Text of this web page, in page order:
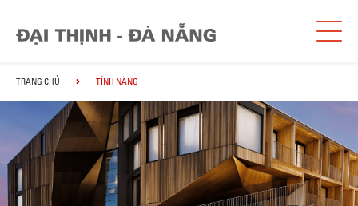
TRANG CHỦ TÍNH NĂNG